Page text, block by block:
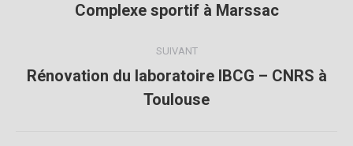
Complexe sportif à Marssac
SUIVANT
Rénovation du laboratoire IBCG – CNRS à
Toulouse